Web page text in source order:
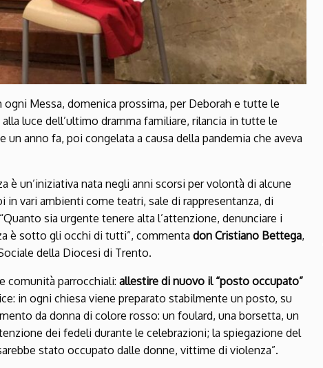
Messa, domenica prossima, per Deborah e tutte le
luce dell’ultimo dramma familiare, rilancia in tutte le
anno fa, poi congelata a causa della pandemia che aveva
un’iniziativa nata negli anni scorsi per volontà di alcune
vari ambienti come teatri, sale di rappresentanza, di
sia urgente tenere alta l’attenzione, denunciare i
è sotto gli occhi di tutti”, commenta don Cristiano Bettega,
della Diocesi di Trento.
comunità parrocchiali: allestire di nuovo il “posto occupato”
in ogni chiesa viene preparato stabilmente un posto, su
da donna di colore rosso: un foulard, una borsetta, un
dei fedeli durante le celebrazioni; la spiegazione del
stato occupato dalle donne, vittime di violenza”.